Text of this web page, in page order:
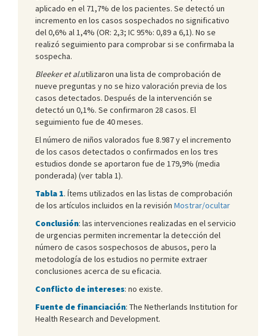
aplicado en el 71,7% de los pacientes. Se detectó un
incremento en los casos sospechados no significativo
del 0,6% al 1,4% (OR: 2,3; IC 95%: 0,89 a 6,1). No se
realizó seguimiento para comprobar si se confirmaba la
sospecha.
Bleeker et al.utilizaron una lista de comprobación de
nueve preguntas y no se hizo valoración previa de los
casos detectados. Después de la intervención se
detectó un 0,1%. Se confirmaron 28 casos. El
seguimiento fue de 40 meses.
El número de niños valorados fue 8.987 y el incremento
de los casos detectados o confirmados en los tres
estudios donde se aportaron fue de 179,9% (media
ponderada) (ver tabla 1).
Tabla 1. Ítems utilizados en las listas de comprobación
de los artículos incluidos en la revisión Mostrar/ocultar
Conclusión: las intervenciones realizadas en el servicio
de urgencias permiten incrementar la detección del
número de casos sospechosos de abusos, pero la
metodología de los estudios no permite extraer
conclusiones acerca de su eficacia.
Conflicto de intereses: no existe.
Fuente de financiación: The Netherlands Institution for
Health Research and Development.